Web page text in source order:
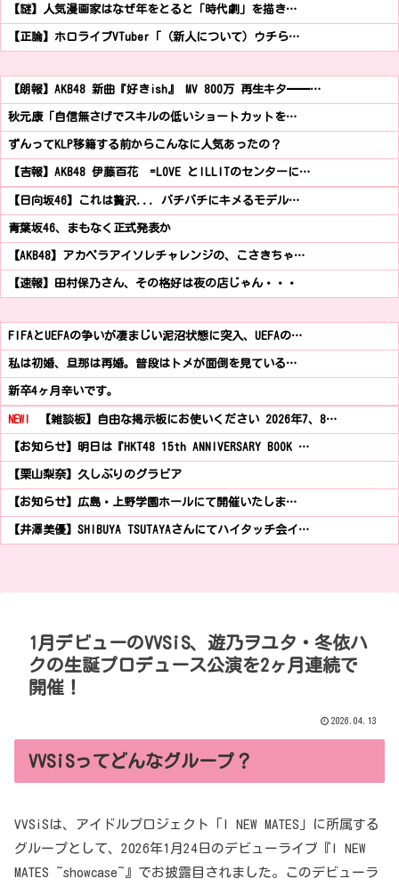
【謎】人気漫画家はなぜ年をとると「時代劇」を描き…
【正論】ホロライブVTuber「（新人について）ウチら…
【朗報】AKB48 新曲『好きish』 MV 800万 再生キタ━━…
秋元康「自信無さげでスキルの低いショートカットを…
ずんってKLP移籍する前からこんなに人気あったの？
【吉報】AKB48 伊藤百花 =LOVE とILLITのセンターに…
【日向坂46】これは贅沢... バチバチにキメるモデル…
青葉坂46、まもなく正式発表か
【AKB48】アカペラアイソレチャレンジの、こさきちゃ…
【速報】田村保乃さん、その格好は夜の店じゃん・・・
FIFAとUEFAの争いが凄まじい泥沼状態に突入、UEFAの…
私は初婚、旦那は再婚。普段はトメが面倒を見ている…
新卒4ヶ月辛いです。
NEW! 【雑談板】自由な掲示板にお使いください 2026年7、8…
【お知らせ】明日は『HKT48 15th ANNIVERSARY BOOK …
【栗山梨奈】久しぶりのグラビア
【お知らせ】広島・上野学園ホールにて開催いたしま…
【井澤美優】SHIBUYA TSUTAYAさんにてハイタッチ会イ…
1月デビューのVVSiS、遊乃ヲユタ・冬依ハ
クの生誕プロデュース公演を2ヶ月連続で
開催！
2026.04.13
VVSiSってどんなグループ？
VVSiSは、アイドルプロジェクト「I NEW MATES」に所属する
グループとして、2026年1月24日のデビューライブ『I NEW
MATES ~showcase~』でお披露目されました。このデビューラ